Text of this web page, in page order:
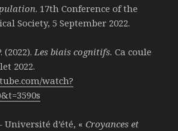
. 17th Conference of the
Society, 5 September 2022.
(2022).Les biais cognitifs.Ca coule
2022.
watch?
Université d’été, «Croyances et